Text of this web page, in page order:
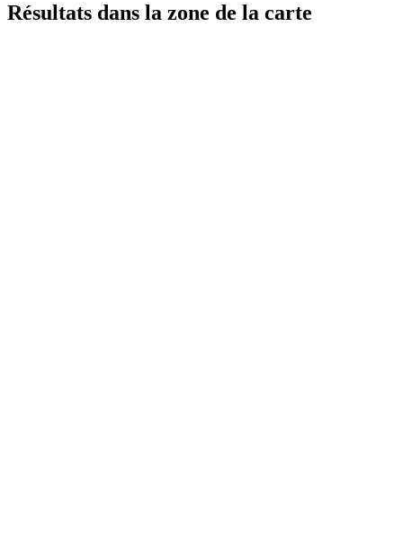
Résultats dans la zone de la carte